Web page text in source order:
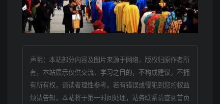
声明：本站部分内容及图片来源于网络，版权归原作者所
有，本站展示仅供交流、学习之目的，不构成建议，不拥
有所有权，请读者理性参考。若有错误或侵犯到您的权益
烦请告知，本站将于第一时间处理，站务联系请查阅首页